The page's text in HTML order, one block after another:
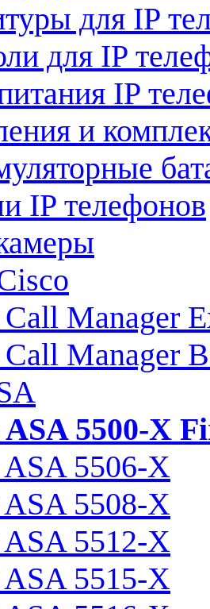
для IP
для IP
IP
и
IP телефонов
Manager
Manager
ASA 5500-X
5506-X
5508-X
5512-X
5515-X